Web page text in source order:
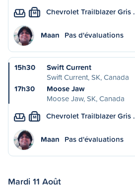
M Chevrolet Trailblazer Gris
Maan Pas d'évaluations
15h30
Swift Current
Swift Current, SK, Canada
17h30
Moose Jaw
Moose Jaw, SK, Canada
M Chevrolet Trailblazer Gris
Maan Pas d'évaluations
Mardi 11 Août